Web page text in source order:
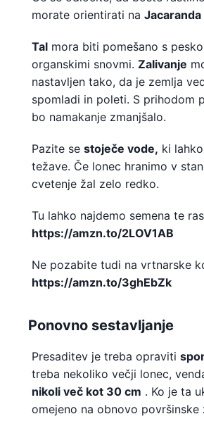
morate orientirati na
Tal mora biti pomešano s
organskimi snovmi. Zalivanje
nastavljen tako, da je zemlja
spomladi in poleti. S prihodom
bo namakanje zmanjšalo.
Pazite se stoječe vode, ki
težave. Če lonec hranimo v
cvetenje žal zelo redko.
Tu lahko najdemo semena te
https://amzn.to/2LOV1AB
Ne pozabite tudi na vrtnarske
https://amzn.to/3ghEbZk
Ponovno sestavljanje
Presaditev je treba opraviti
treba nekoliko večji lonec,
nikoli več kot 30 cm . Ko je ta
omejeno na obnovo površinske